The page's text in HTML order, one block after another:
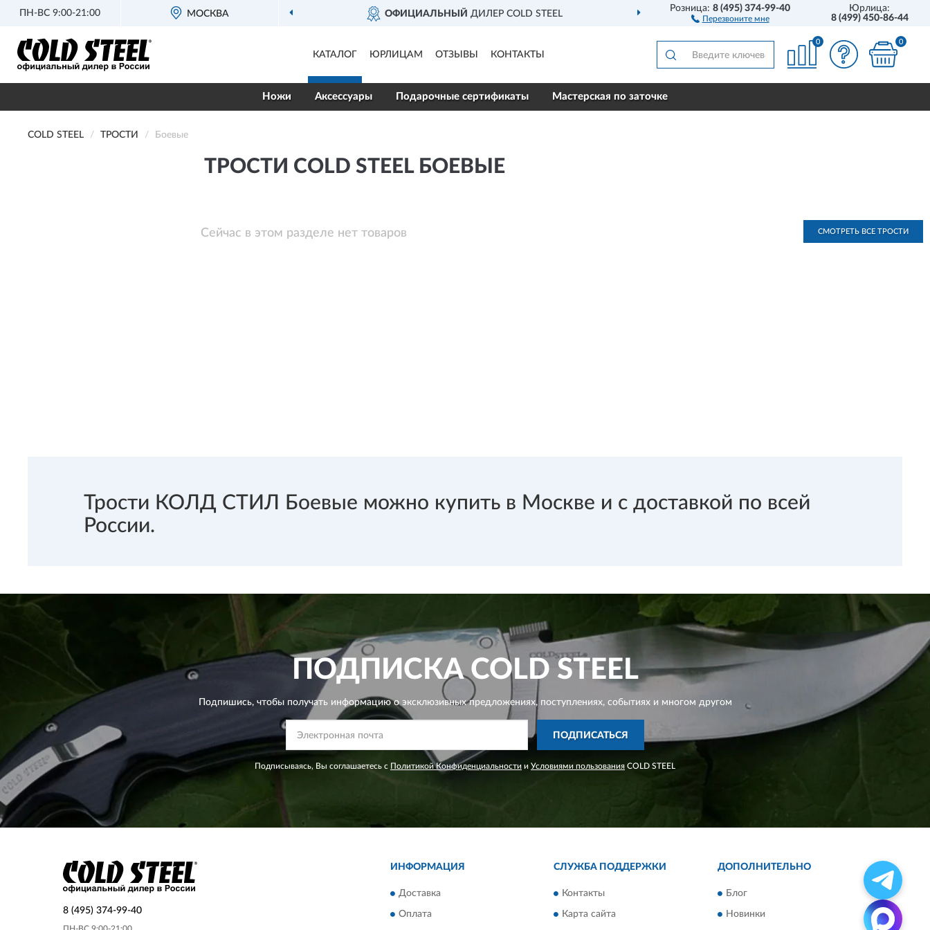
ПН-ВС 9:00-21:00 МОСКВА ОФИЦИАЛЬНЫЙ ДИЛЕР COLD STEEL ДОСТАВИМ ПО ВСЕЙ РОССИИ
Розница:8 (495) 374-99-40
Перезвоните мне
Юрлица:
8 (499) 450-86-44
КАТАЛОГ ЮРЛИЦАМ ОТЗЫВЫ КОНТАКТЫ
0 0
Ножи Аксессуары Подарочные сертификаты Мастерская по заточке
COLD STEEL ТРОСТИ Боевые
ТРОСТИ COLD STEEL БОЕВЫЕ
Сейчас в этом разделе нет товаров СМОТРЕТЬ ВСЕ ТРОСТИ
Трости КОЛД СТИЛ Боевые можно купить в Москве и с доставкой по всей
России.
ПОДПИСКАCOLD STEEL
Подпишись, чтобы получать информацию о эксклюзивных предложениях,поступлениях, событиях и многом другом
ПОДПИСАТЬСЯ
Подписываясь, Вы соглашаетесь с Политикой Конфиденциальности и Условиями пользования COLD STEEL
8 (495) 374-99-40
ИНФОРМАЦИЯ
Доставка
Оплата
СЛУЖБА ПОДДЕРЖКИ
Контакты
Карта сайта
ДОПОЛНИТЕЛЬНО
Блог
Новинки